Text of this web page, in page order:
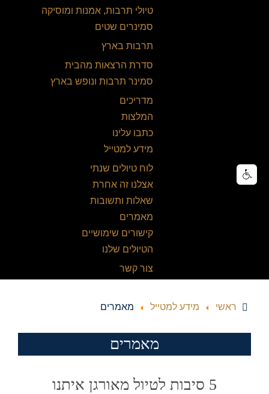
טיולי תרבות, אמנות ומוסיקה
סמינרים שטים
תרבות בארץ
סדרת הרצאות מהבית
סמינר תרבות ונופש בארץ
מדריכים
המלצות
כתבו עלינו
מידע למטייל
לוח טיולים שנתי
אצלנו זה אחרת
שאלות ותשובות
מאמרים
קישורים שימושיים
הטיולים שלנו
צור קשר
ראשי מידע למטייל מאמרים
מאמרים
5 סיבות לטיול מאורגן איתנו